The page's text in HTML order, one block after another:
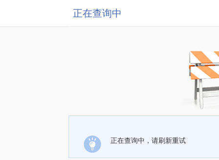
正在查询中
正在查询中，请刷新重试